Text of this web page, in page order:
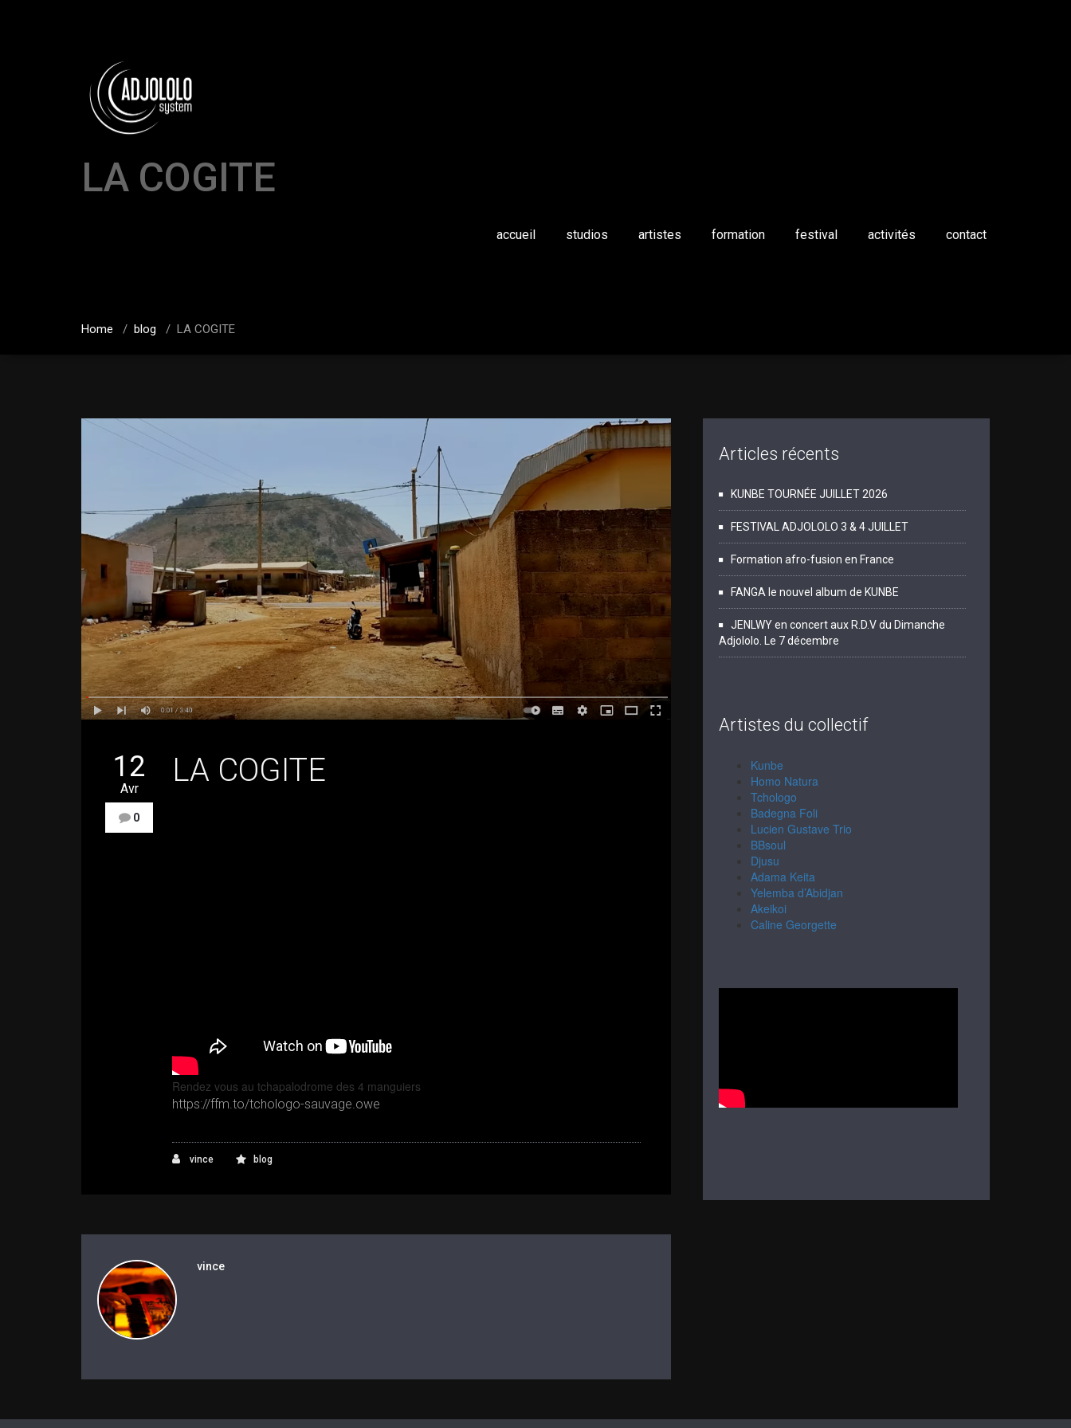
accueil studios artistes formation festival activités contact
LA COGITE
Home / blog / LA COGITE
12
Avr
0
LA COGITE
Rendez vous au tchapalodrome des 4 manguiers
https://ffm.to/tchologo-sauvage.owe
vince blog
vince
Articles récents
KUNBE TOURNÉE JUILLET 2026
FESTIVAL ADJOLOLO 3 & 4 JUILLET
Formation afro-fusion en France
FANGA le nouvel album de KUNBE
JENLWY en concert aux R.D.V du Dimanche
Adjololo. Le 7 décembre
Artistes du collectif
Kunbe
Homo Natura
Tchologo
Badegna Foli
Lucien Gustave Trio
BBsoul
Djusu
Adama Keita
Yelemba d’Abidjan
Akeikoi
Caline Georgette